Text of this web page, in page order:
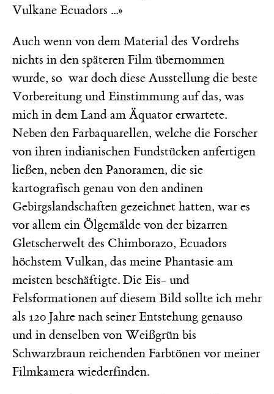
Vulkane Ecuadors ...»
Auch wenn von dem Material des Vordrehs
nichts in den späteren Film übernommen
wurde, so war doch diese Ausstellung die beste
Vorbereitung und Einstimmung auf das, was
mich in dem Land am Äquator erwartete.
Neben den Farbaquarellen, welche die Forscher
von ihren indianischen Fundstücken anfertigen
ließen, neben den Panoramen, die sie
kartografisch genau von den andinen
Gebirgslandschaften gezeichnet hatten, war es
vor allem ein Ölgemälde von der bizarren
Gletscherwelt des Chimborazo, Ecuadors
höchstem Vulkan, das meine Phantasie am
meisten beschäftigte. Die Eis- und
Felsformationen auf diesem Bild sollte ich mehr
als 120 Jahre nach seiner Entstehung genauso
und in denselben von Weißgrün bis
Schwarzbraun reichenden Farbtönen vor meiner
Filmkamera wiederfinden.